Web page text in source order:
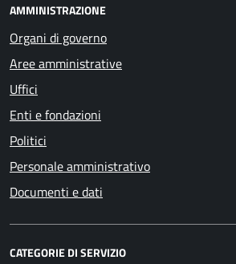
AMMINISTRAZIONE
Organi di governo
Aree amministrative
Uffici
Enti e fondazioni
Politici
Personale amministrativo
Documenti e dati
CATEGORIE DI SERVIZIO